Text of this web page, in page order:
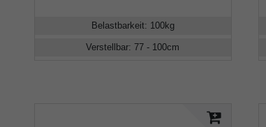
Belastbarkeit: 100kg
Verstellbar: 77 - 100cm